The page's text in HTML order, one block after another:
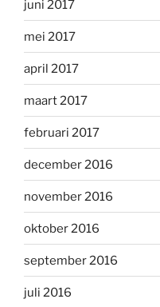
juni 2017
mei 2017
april 2017
maart 2017
februari 2017
december 2016
november 2016
oktober 2016
september 2016
juli 2016